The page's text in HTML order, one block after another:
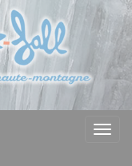
Menu